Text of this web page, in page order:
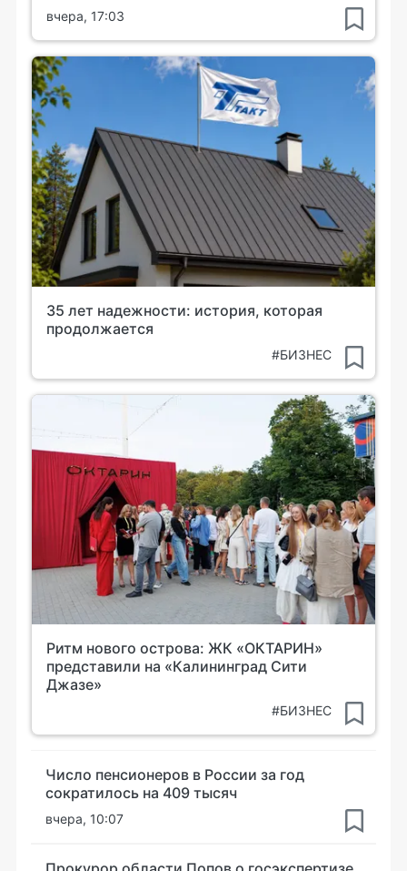
вчера, 17:03
35 лет надежности: история, которая
продолжается
#БИЗНЕС
Ритм нового острова: ЖК «ОКТАРИН»
представили на «Калининград Сити
Джазе»
#БИЗНЕС
Число пенсионеров в России за год
сократилось на 409 тысяч
вчера, 10:07